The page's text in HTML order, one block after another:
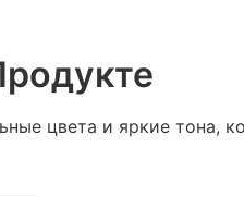
цвета и яркие тона,